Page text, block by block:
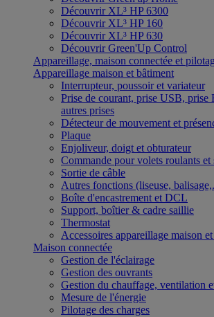
Découvrir XL³ HP 6300
Découvrir XL³ HP 160
Découvrir XL³ HP 630
Découvrir Green'Up Control
Appareillage, maison connectée et
Appareillage maison et bâtiment
Interrupteur, poussoir et variateur
Prise de courant, prise USB, prise
autres prises
Détecteur de mouvement et
Plaque
Enjoliveur, doigt et obturateur
Commande pour volets roulants et
Sortie de câble
Autres fonctions (liseuse,
Boîte d'encastrement et DCL
Support, boîtier & cadre saillie
Thermostat
Accessoires appareillage maison
Maison connectée
Gestion de l'éclairage
Gestion des ouvrants
Gestion du chauffage, ventilation
Mesure de l'énergie
Pilotage des charges